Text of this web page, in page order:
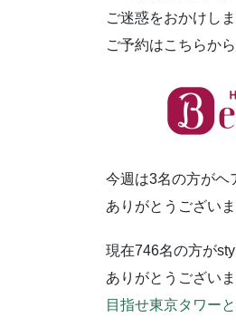
ご迷惑をおかけし
ご予約はこちらから
今週は3名の方がヘ
ありがとうございま
現在746名の方が
ありがとうございま
目指せ東京タワー